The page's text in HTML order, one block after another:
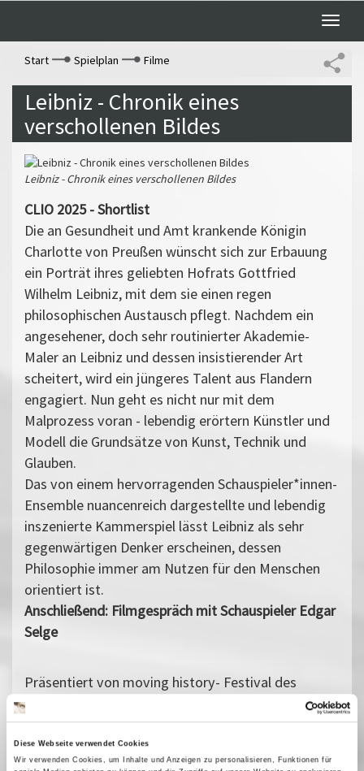
Diese Webseite verwendet Cookies
Wir verwenden Cookies, um Inhalte und Anzeigen zu personalisieren, Funktionen für
Toggle
Start
Spielplan Filme
Leibniz - Chronik eines
verschollenen Bildes
Leibniz - Chronik eines verschollenen Bildes
CLIO 2025 - Shortlist
Die an Gesundheit und Amt krankende Königin
Charlotte von Preußen wünscht sich zur Erbauung
ein Porträt ihres geliebten Hofrats Gottfried
Wilhelm Leibniz, mit dem sie einen regen
philosophischen Austausch pflegt. Nachdem ein
angesehener, doch sehr routinierter Akademie-
Maler an Leibniz und dessen insistierender Art
scheitert, wird ein jüngeres Talent aus Flandern
engagiert. Nun geht es nicht nur mit dem
Malprozess voran - lebendig erörtern Künstler und
Modell die Grundsätze von Kunst, Technik und
Glauben.
Das von einem hervorragenden Schauspieler*innen-
Ensemble nuancenreich dargestellte und lebendig
inszenierte Kammerspiel lässt Leibniz als sehr
gegenwärtigen Denker erscheinen, dessen
Philosophie immer am Nutzen für den Menschen
orientiert ist.
Anschließend: Filmgespräch mit Schauspieler Edgar
Selge
Präsentiert von moving history- Festival des
historischen Films Potsdam e.V.
10 Oktober 2025| 19:00